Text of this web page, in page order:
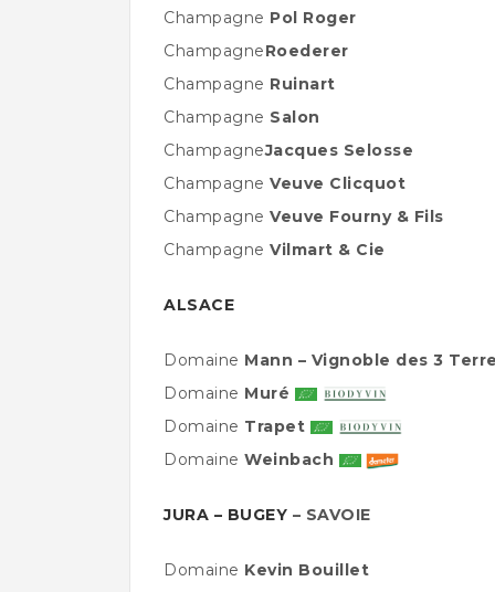
Champagne Pol Roger
ChampagneRoederer
Champagne Ruinart
Champagne Salon
ChampagneJacques Selosse
Champagne Veuve Clicquot
Champagne Veuve Fourny & Fils
Champagne Vilmart & Cie
ALSACE
Domaine Mann – Vignoble des 3
Domaine Muré
Domaine Trapet
Domaine Weinbach
JURA – BUGEY – SAVOIE
Domaine Kevin Bouillet